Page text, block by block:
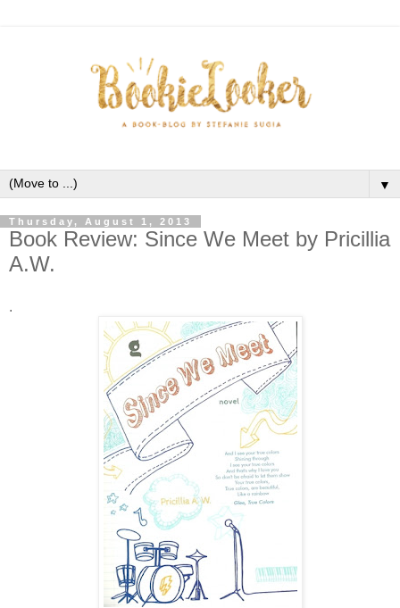
▼
Thursday, August 1, 2013
Book Review: Since We Meet by Pricillia
A.W.
.